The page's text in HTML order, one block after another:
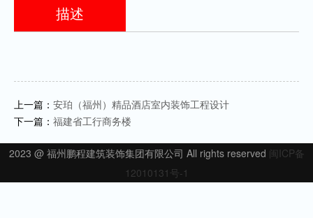
描述
上一篇： 安珀（福州）精品酒店室内装饰工程设计
下一篇： 福建省工行商务楼
2023 @ 福州鹏程建筑装饰集团有限公司 All rights reserved 闽ICP备
12010131号-1